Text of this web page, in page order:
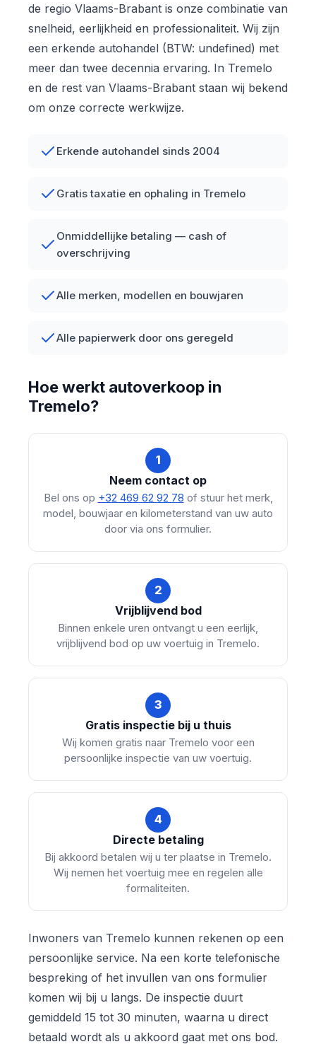
de regio Vlaams-Brabant is onze combinatie van
snelheid, eerlijkheid en professionaliteit. Wij zijn
een erkende autohandel (BTW: undefined) met
meer dan twee decennia ervaring. In Tremelo
en de rest van Vlaams-Brabant staan wij bekend
om onze correcte werkwijze.
Erkende autohandel sinds 2004
Gratis taxatie en ophaling in Tremelo
Onmiddellijke betaling — cash of
overschrijving
Alle merken, modellen en bouwjaren
Alle papierwerk door ons geregeld
Hoe werkt autoverkoop in
Tremelo?
1
Neem contact op
Bel ons op +32 469 62 92 78 of stuur het merk,
model, bouwjaar en kilometerstand van uw auto
door via ons formulier.
2
Vrijblijvend bod
Binnen enkele uren ontvangt u een eerlijk,
vrijblijvend bod op uw voertuig in Tremelo.
3
Gratis inspectie bij u thuis
Wij komen gratis naar Tremelo voor een
persoonlijke inspectie van uw voertuig.
4
Directe betaling
Bij akkoord betalen wij u ter plaatse in Tremelo.
Wij nemen het voertuig mee en regelen alle
formaliteiten.
Inwoners van Tremelo kunnen rekenen op een
persoonlijke service. Na een korte telefonische
bespreking of het invullen van ons formulier
komen wij bij u langs. De inspectie duurt
gemiddeld 15 tot 30 minuten, waarna u direct
betaald wordt als u akkoord gaat met ons bod.